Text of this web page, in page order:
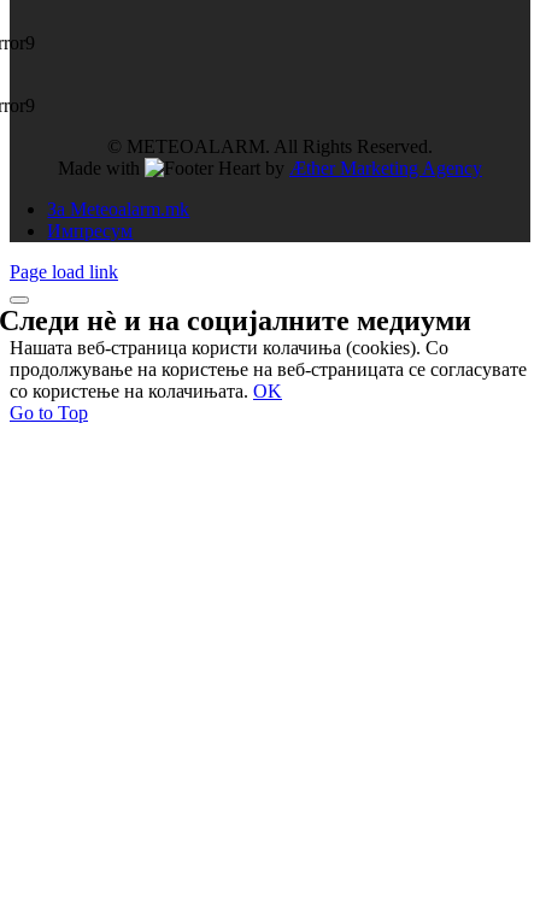
© METEOALARM. All Rights Reserved.
Made with
by Æther Marketing Agency
За Meteoalarm.mk
Импресум
Page load link
Следи нѐ и насоцијалните медиуми
Нашата веб-страница користи колачиња (cookies). Со
продолжување на користење на веб-страницата се согласувате
со користење на колачињата. OK
Go to Top